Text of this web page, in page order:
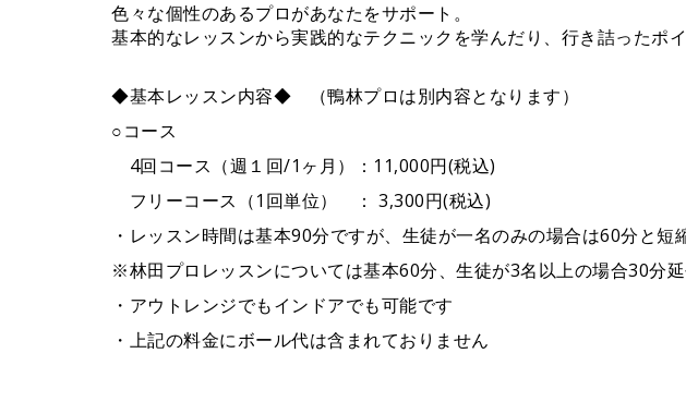
色々な個性のあるプロがあなたをサポート。
基本的なレッスンから実践的なテクニックを学んだり、行き詰ったポ
◆基本レッスン内容◆ （鴨林プロは別内容となります）
○コース
4回コース（週１回/1ヶ月）：11,000円(税込)
フリーコース（1回単位） ： 3,300円(税込)
・レッスン時間は基本90分ですが、生徒が一名のみの場合は60分と短
※林田プロレッスンについては基本60分、生徒が3名以上の場合30分
・アウトレンジでもインドアでも可能です
・上記の料金にボール代は含まれておりません